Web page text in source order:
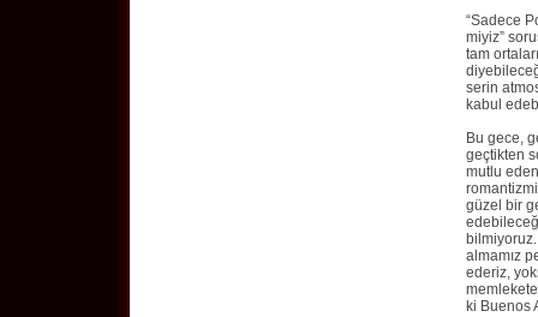
“Sadece
miyiz”
tam
serin
kabul
Bu gece,
geçtikten
mutlu
güzel bir
almamız
ederiz,
ki Buenos